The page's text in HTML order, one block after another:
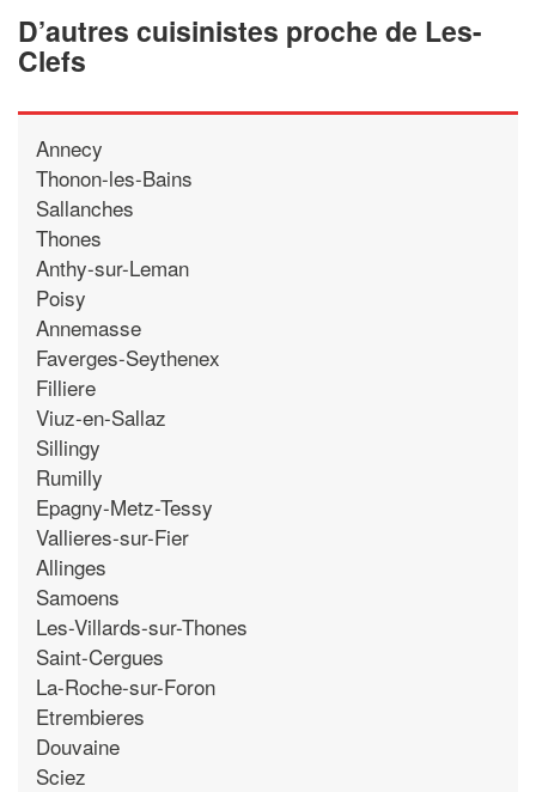
D’autres cuisinistes proche de Les-
Clefs
Annecy
Thonon-les-Bains
Sallanches
Thones
Anthy-sur-Leman
Poisy
Annemasse
Faverges-Seythenex
Filliere
Viuz-en-Sallaz
Sillingy
Rumilly
Epagny-Metz-Tessy
Vallieres-sur-Fier
Allinges
Samoens
Les-Villards-sur-Thones
Saint-Cergues
La-Roche-sur-Foron
Etrembieres
Douvaine
Sciez